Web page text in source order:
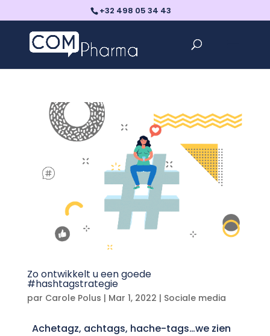
+32 498 05 34 43
Zo ontwikkelt u een goede
#hashtagstrategie
par Carole Polus | Mar 1, 2022 | Sociale media
Achetagz, achtags, hache-tags…we zien